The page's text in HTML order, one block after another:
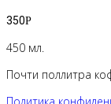
350Р
450 мл.
Почти поллитра